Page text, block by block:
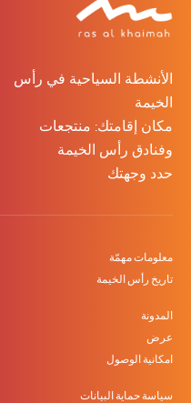
الأنشطة السياحية في رأس
الخيمة
مكان إقامتك: منتجعات
وفنادق رأس الخيمة
حدد وجهتك
معلومات مهمّة
تاريخ رأس الخيمة
المدونة
عرض
امكانية الوصول
سياسة حماية البيانات